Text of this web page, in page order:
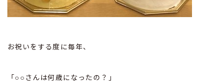
お祝いをする度に毎年、
「○○さんは何歳になったの？」